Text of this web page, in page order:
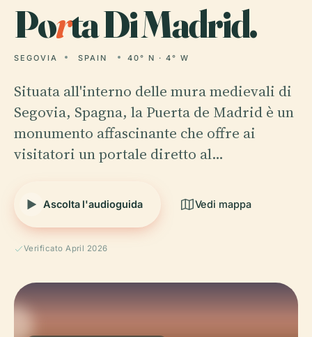
Porta Di Madrid.
SEGOVIA SPAIN 40° N · 4° W
Situata all'interno delle mura medievali di
Segovia, Spagna, la Puerta de Madrid è un
monumento affascinante che offre ai
visitatori un portale diretto al…
Ascolta l'audioguida Vedi mappa
Verificato April 2026